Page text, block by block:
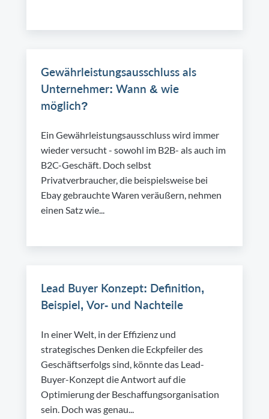
Gewährleistungsausschluss als
Unternehmer: Wann & wie
möglich?
Ein Gewährleistungsausschluss wird immer
wieder versucht - sowohl im B2B- als auch im
B2C-Geschäft. Doch selbst
Privatverbraucher, die beispielsweise bei
Ebay gebrauchte Waren veräußern, nehmen
einen Satz wie...
Lead Buyer Konzept: Definition,
Beispiel, Vor- und Nachteile
In einer Welt, in der Effizienz und
strategisches Denken die Eckpfeiler des
Geschäftserfolgs sind, könnte das Lead-
Buyer-Konzept die Antwort auf die
Optimierung der Beschaffungsorganisation
sein. Doch was genau...